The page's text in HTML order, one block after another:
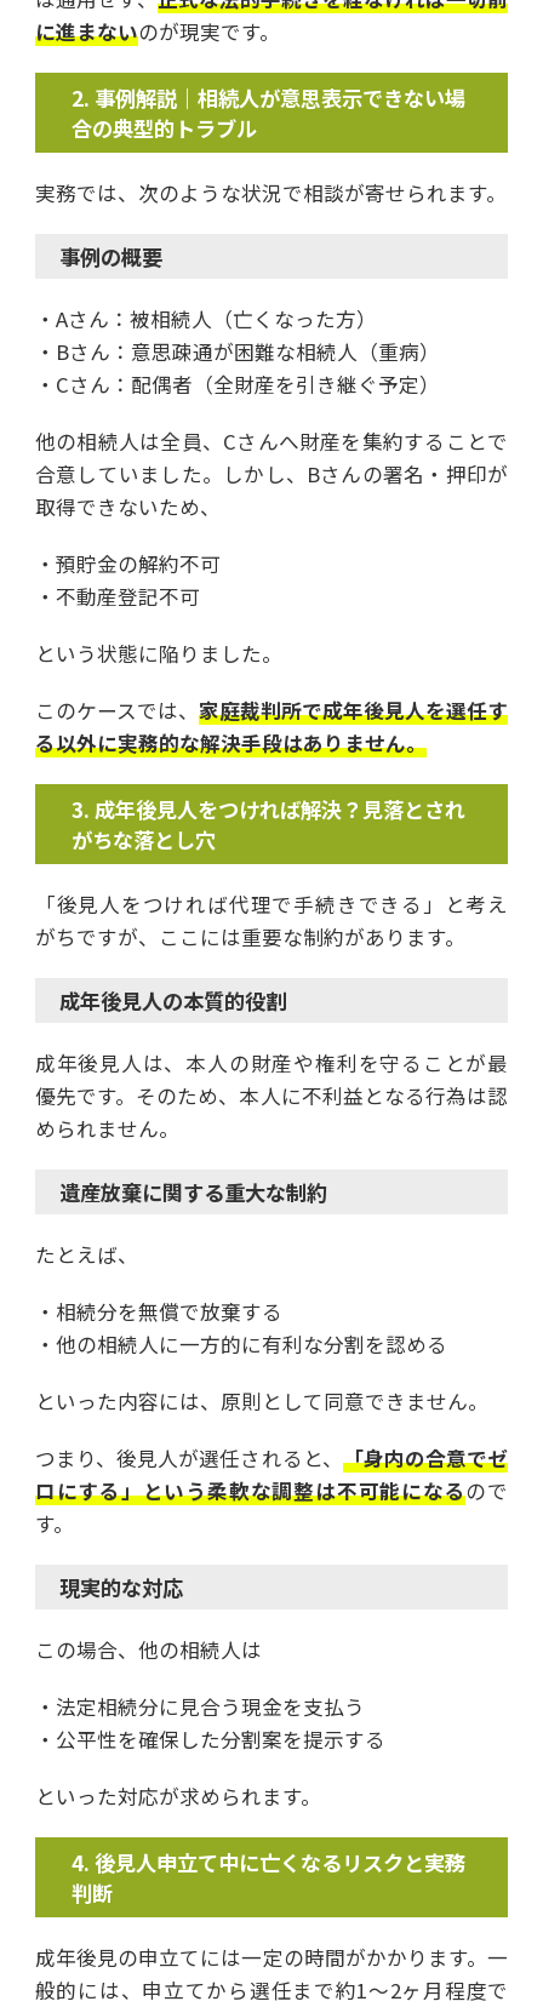
に進まないのが現実です。
事例解説｜相続人が意思表示できない場
合の典型的トラブル
実務では、次のような状況で相談が寄せられます。
事例の概要
・Aさん：被相続人（亡くなった方）
・Bさん：意思疎通が困難な相続人（重病）
・Cさん：配偶者（全財産を引き継ぐ予定）
他の相続人は全員、Cさんへ財産を集約することで
合意していました。しかし、Bさんの署名・押印が
取得できないため、
・預貯金の解約不可
・不動産登記不可
という状態に陥りました。
このケースでは、 家庭裁判所で成年後見人を選任す
る以外に実務的な解決手段はありません。
成年後見人をつければ解決？見落とされ
がちな落とし穴
「後見人をつければ代理で手続きできる」と考え
がちですが、ここには重要な制約があります。
成年後見人の本質的役割
成年後見人は、本人の財産や権利を守ることが最
優先です。そのため、本人に不利益となる行為は認
められません。
遺産放棄に関する重大な制約
たとえば、
・相続分を無償で放棄する
・他の相続人に一方的に有利な分割を認める
といった内容には、原則として同意できません。
つまり、後見人が選任されると、 「身内の合意でゼ
ロにする」という柔軟な調整は不可能になるので
す。
現実的な対応
この場合、他の相続人は
・法定相続分に見合う現金を支払う
・公平性を確保した分割案を提示する
といった対応が求められます。
後見人申立て中に亡くなるリスクと実務
判断
成年後見の申立てには一定の時間がかかります。一
般的には、申立てから選任まで約1〜2ヶ月程度で